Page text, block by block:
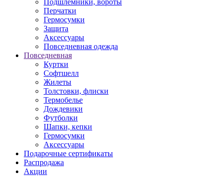
Перчатки
Гермосумки
Защита
Аксессуары
Повседневная одежда
Повседневная
Куртки
Софтшелл
Жилеты
Толстовки, флиски
Термобелье
Дождевики
Футболки
Шапки, кепки
Гермосумки
Аксессуары
Подарочные сертификаты
Распродажа
Акции